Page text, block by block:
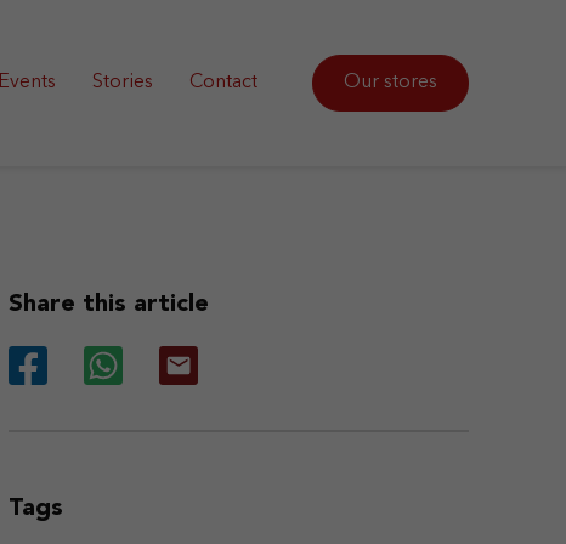
Events Stories Contact Our stores
Share this article
Tags